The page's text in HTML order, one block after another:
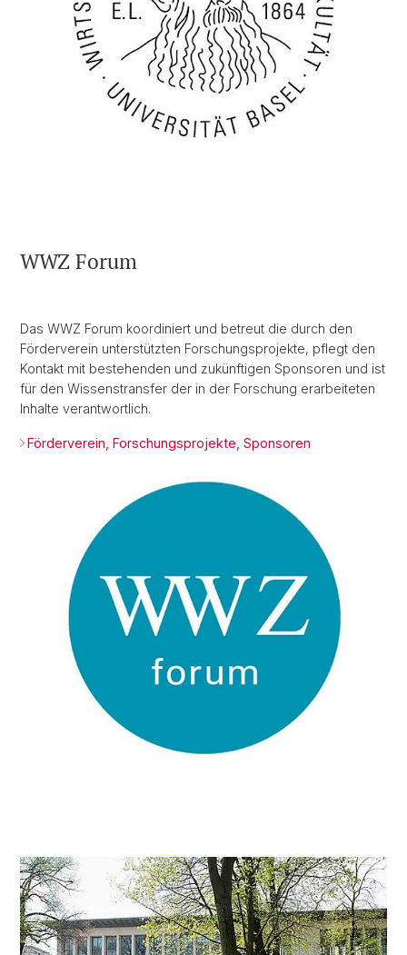
WWZ Forum
Das WWZ Forum koordiniert und betreut die durch den
Förderverein unterstützten Forschungsprojekte, pflegt den
Kontakt mit bestehenden und zukünftigen Sponsoren und ist
für den Wissenstransfer der in der Forschung erarbeiteten
Inhalte verantwortlich.
Förderverein, Forschungsprojekte, Sponsoren